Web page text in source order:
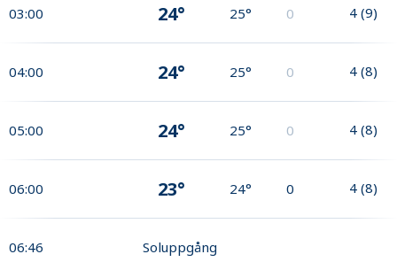
03:00 24° 25° 0 4 (9)
04:00 24° 25° 0 4 (8)
05:00 24° 25° 0 4 (8)
06:00 23° 24° 0 4 (8)
06:46 Soluppgång